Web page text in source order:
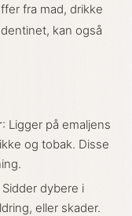
fra mad, drikke
kan også
: Ligger på emaljens
og tobak. Disse
Sidder dybere i
eller skader.